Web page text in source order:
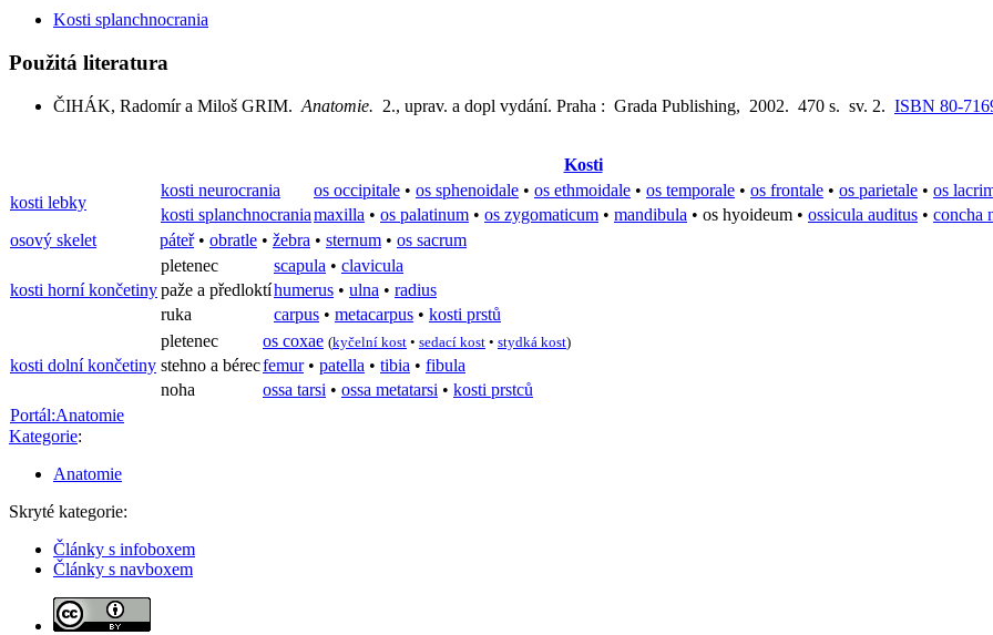
Kosti splanchnocrania
Použitá literatura
ČIHÁK, Radomír a Miloš GRIM. Anatomie. 2., uprav. a dopl vydání. Praha : Grada Publishing, 2002. 470 s. sv. 2. ISBN 80-
Kosti
kosti lebky
kosti neurocrania os occipitale • os sphenoidale • os ethmoidale • os temporale • os frontale • os parietale • os
kosti splanchnocraniamaxilla • os palatinum • os zygomaticum • mandibula • os hyoideum • ossicula auditus • concha
osový skelet
páteř• obratle • žebra • sternum • os sacrum
kosti horní končetiny
pletenec scapula • clavicula
paže a předloktíhumerus • ulna • radius
ruka
carpus • metacarpus • kosti prstů
kosti dolní končetiny
pletenec os coxae (kyčelní kost • sedací kost • stydká kost)
stehno a bérecfemur• patella • tibia • fibula
noha
ossa tarsi • ossa metatarsi • kosti prstců
Portál:Anatomie
Kategorie:
Anatomie
Skryté kategorie:
Články s infoboxem
Články s navboxem